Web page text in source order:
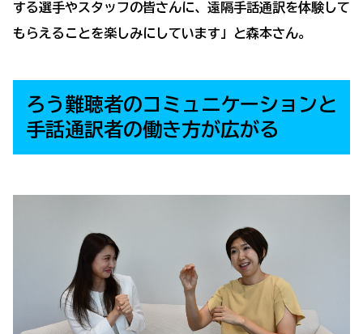
する選手やスタッフの皆さんに、遠隔手話通訳を体験して
もらえることを楽しみにしています」と森本さん。
ろう難聴者のコミュニケーションと
手話通訳者の働き方が広がる